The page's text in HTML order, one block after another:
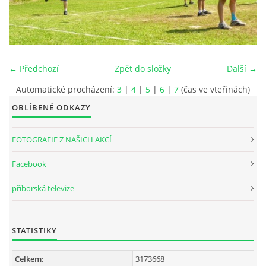
INTERNÍ SEKCE
← Předchozí Další →
Zpět do složky
Automatické procházení: 3 | 4 | 5 | 6 | 7 (čas ve vteřinách)
OBLÍBENÉ ODKAZY
FOTOGRAFIE Z NAŠICH AKCÍ
Facebook
příborská televize
STATISTIKY
Celkem: 3173668